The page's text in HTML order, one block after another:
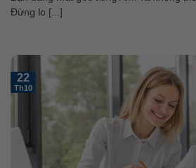
Đừng lo [...]
22
Th10